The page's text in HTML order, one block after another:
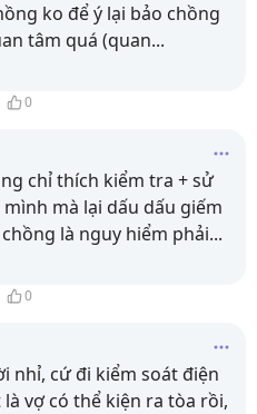
ko để ý lại bảo chồng
tâm quá (quan...
0
chỉ thích kiểm tra + sử
mà lại dấu dấu giếm
là nguy hiểm phải...
0
nhỉ, cứ đi kiểm soát điện
vợ có thể kiện ra tòa rồi,